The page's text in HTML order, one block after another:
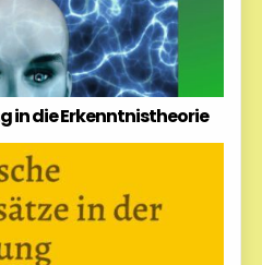
in die Erkenntnistheorie